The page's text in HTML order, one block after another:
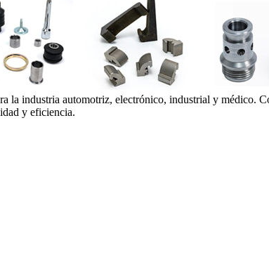
la industria automotriz, electrónico, industrial y médico.
y eficiencia.